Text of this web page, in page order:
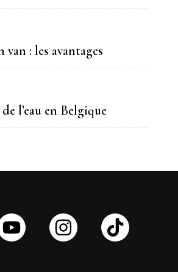
van : les avantages
l’eau en Belgique